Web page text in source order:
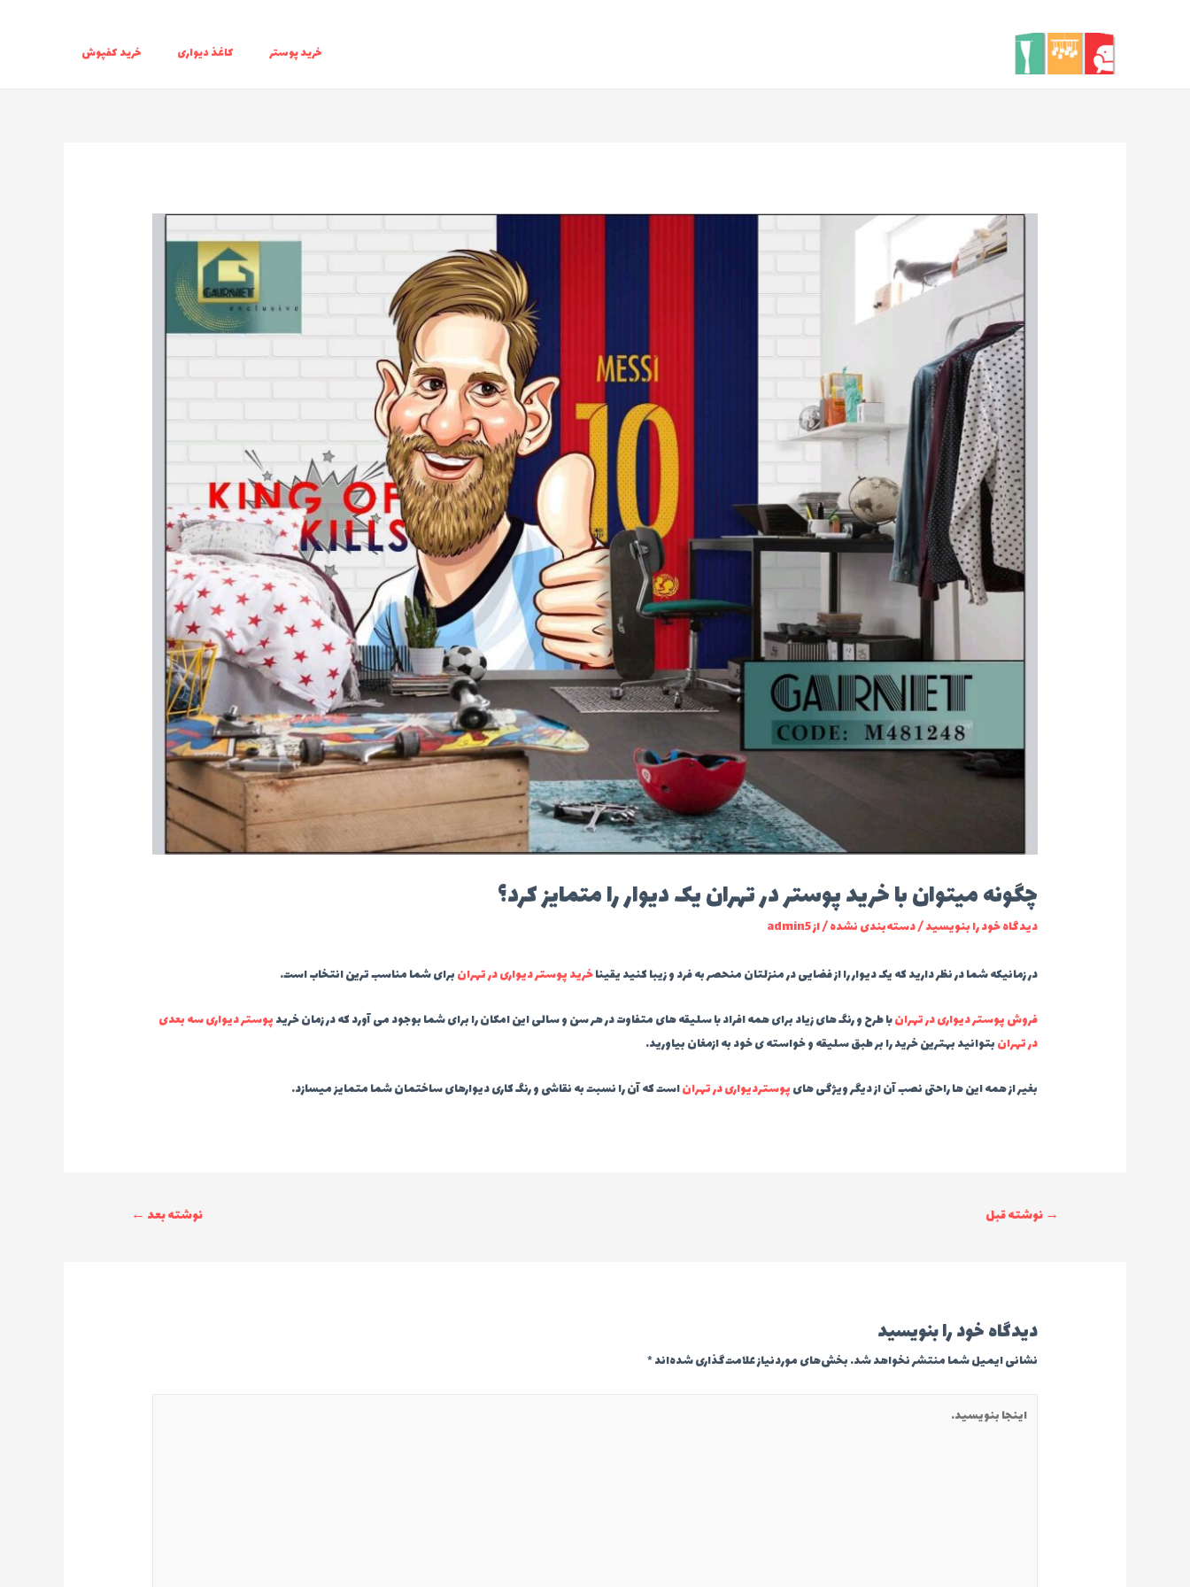
خرید پوستر کاغذ دیواری خرید کفپوش
چگونه میتوان با خرید پوستر در تهران یک دیوار را متمایز کرد؟
دیدگاه‌ خود را بنویسید/دسته‌بندی نشده/ ازadmin5
در زمانیکه شما در نظر دارید که یک دیوار را از فضایی در منزلتان منحصر به فرد و زیبا کنید یقیناخرید پوستر دیواری در تهرانبرای شما مناسب ترین انتخاب است.
فروش پوستر دیواری در تهرانبا طرح و رنگ های زیاد برای همه افراد با سلیقه های متفاوت در هر سن و سالی این امکان را برای شما بوجود می آورد که در زمان خریدپوستر دیواری سه بعدی
در تهرانبتوانید بهترین خرید را بر طبق سلیقه و خواسته ی خود به ازمغان بیاورید.
بغیر از همه این ها راحتی نصب آن از دیگر ویژگی هایپوستردیواری در تهراناست که آن را نسبت به نقاشی و رنگ کاری دیوارهای ساختمان شما متمایز میسازد.
راهبری
→ نوشته قبل نوشته بعد ←
دیدگاه‌ خود را بنویسید
نشانی ایمیل شما منتشر نخواهد شد.بخش‌های موردنیاز علامت‌گذاری شده‌اند*
بنویسید…